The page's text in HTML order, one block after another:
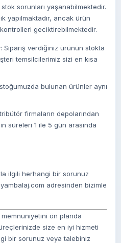
sorunları yaşanabilmektedir.
yapılmaktadır, ancak ürün
geciktirebilmektedir.
: Sipariş verdiğiniz ürünün stokta
temsilcilerimiz sizi en kısa
bulunan ürünler aynı
firmaların depolarından
süreleri 1 ile 5 gün arasında
ilgili herhangi bir sorunuz
adresinden bizimle
ön planda
size en iyi hizmeti
bir sorunuz veya talebiniz